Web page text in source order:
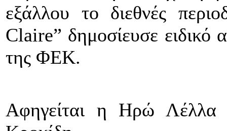
εξάλλου το διεθνές
Claire” δημοσίευσε ειδικό
της ΦΕΚ.
Αφηγείται η Ηρώ Λέλλα